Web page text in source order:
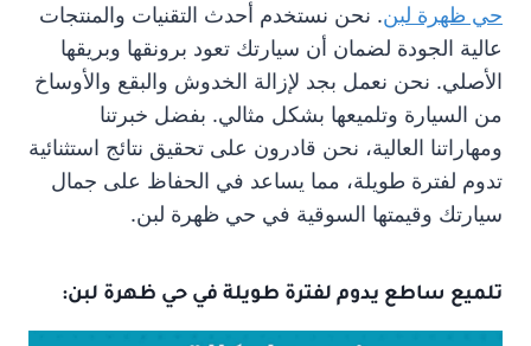
حي ظهرة لبن. نحن نستخدم أحدث التقنيات والمنتجات
عالية الجودة لضمان أن سيارتك تعود برونقها وبريقها
الأصلي. نحن نعمل بجد لإزالة الخدوش والبقع والأوساخ
من السيارة وتلميعها بشكل مثالي. بفضل خبرتنا
ومهاراتنا العالية، نحن قادرون على تحقيق نتائج استثنائية
تدوم لفترة طويلة، مما يساعد في الحفاظ على جمال
سيارتك وقيمتها السوقية في حي ظهرة لبن.
تلميع ساطع يدوم لفترة طويلة في حي ظهرة لبن: